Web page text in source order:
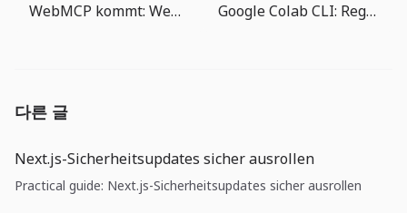
WebMCP kommt: Web-UIs brauchen jetzt Verträge für Agenten Google Colab CLI: Regeln festlegen, bevor Agenten GPU-Jobs ausführen
다른 글
Next.js-Sicherheitsupdates sicher ausrollen
Practical guide: Next.js-Sicherheitsupdates sicher ausrollen